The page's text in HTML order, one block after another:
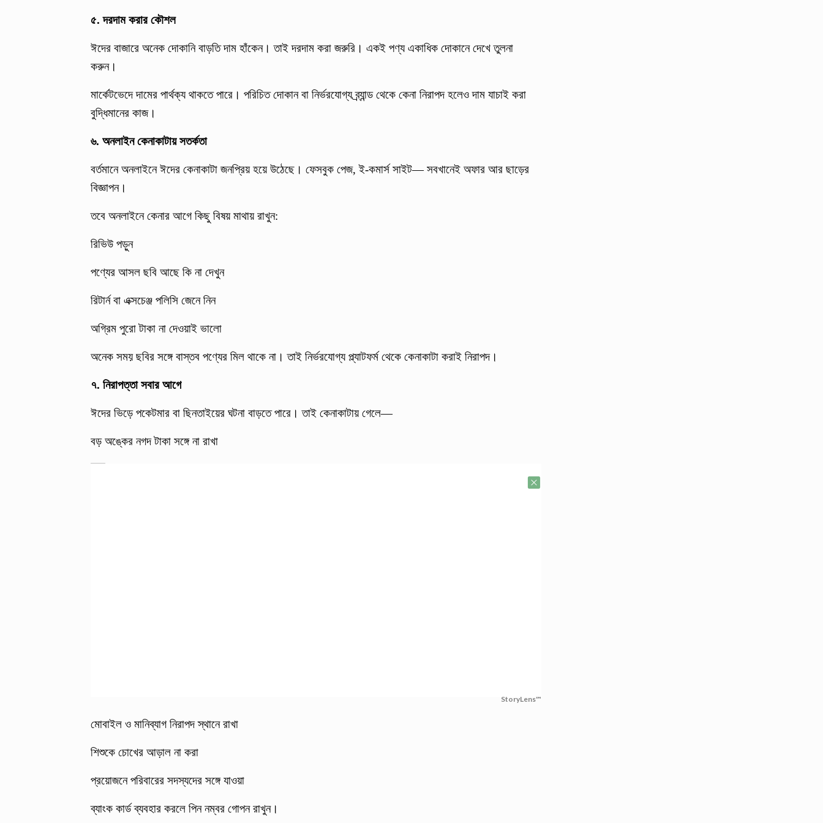
৫. দরদাম করার কৌশল
ঈদের বাজারে অনেক দোকানি বাড়তি দাম হাঁকেন। তাই দরদাম করা জরুরি। একই পণ্য একাধিক দোকানে দেখে তুলনা
করুন।
মার্কেটভেদে দামের পার্থক্য থাকতে পারে। পরিচিত দোকান বা নির্ভরযোগ্য ব্র্যান্ড থেকে কেনা নিরাপদ হলেও দাম যাচাই করা
বুদ্ধিমানের কাজ।
৬. অনলাইন কেনাকাটায় সতর্কতা
বর্তমানে অনলাইনে ঈদের কেনাকাটা জনপ্রিয় হয়ে উঠেছে। ফেসবুক পেজ, ই-কমার্স সাইট— সবখানেই অফার আর ছাড়ের
বিজ্ঞাপন।
তবে অনলাইনে কেনার আগে কিছু বিষয় মাথায় রাখুন:
রিভিউ পড়ুন
পণ্যের আসল ছবি আছে কি না দেখুন
রিটার্ন বা এক্সচেঞ্জ পলিসি জেনে নিন
অগ্রিম পুরো টাকা না দেওয়াই ভালো
অনেক সময় ছবির সঙ্গে বাস্তব পণ্যের মিল থাকে না। তাই নির্ভরযোগ্য প্ল্যাটফর্ম থেকে কেনাকাটা করাই নিরাপদ।
৭. নিরাপত্তা সবার আগে
ঈদের ভিড়ে পকেটমার বা ছিনতাইয়ের ঘটনা বাড়তে পারে। তাই কেনাকাটায় গেলে—
বড় অঙ্কের নগদ টাকা সঙ্গে না রাখা
StoryLens™
মোবাইল ও মানিব্যাগ নিরাপদ স্থানে রাখা
শিশুকে চোখের আড়াল না করা
প্রয়োজনে পরিবারের সদস্যদের সঙ্গে যাওয়া
ব্যাংক কার্ড ব্যবহার করলে পিন নম্বর গোপন রাখুন।